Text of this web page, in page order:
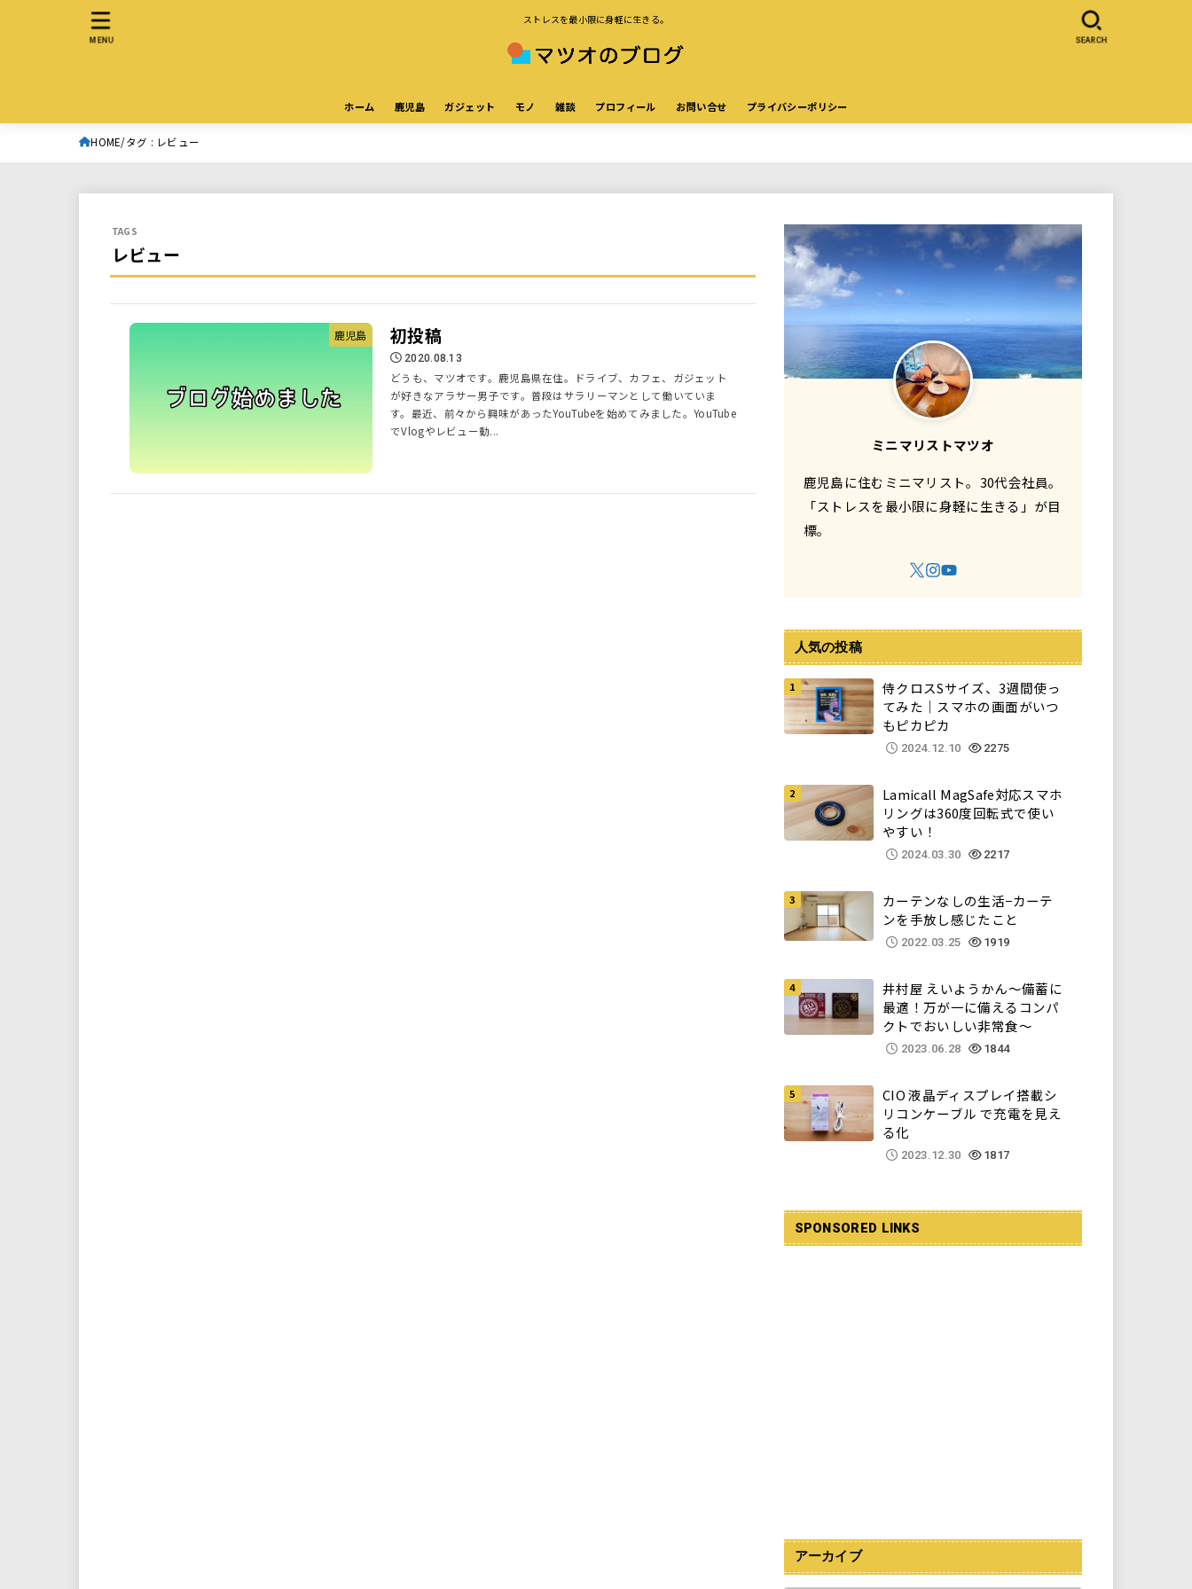
ストレスを最小限に身軽に生きる。
ホーム 鹿児島 ガジェット モノ 雑談 プロフィール お問い合せ プライバシーポリシー
SEARCH
MENU
HOME タグ : レビュー
レビュー
鹿児島 初投稿
2020.08.13
どうも、マツオです。鹿児島県在住。ドライブ、カフェ、ガジェット
が好きなアラサー男子です。普段はサラリーマンとして働いていま
す。最近、前々から興味があったYouTubeを始めてみました。YouTube
でVlogやレビュー動...
ミニマリストマツオ
鹿児島に住むミニマリスト。30代会社員。
「ストレスを最小限に身軽に生きる」が目
標。
人気の投稿
侍クロスSサイズ、3週間使っ
てみた｜スマホの画面がいつ
もピカピカ
2024.12.10 2275
Lamicall MagSafe対応スマホ
リングは360度回転式で使い
やすい！
2024.03.30 2217
カーテンなしの生活−カーテ
ンを手放し感じたこと
2022.03.25 1919
井村屋 えいようかん～備蓄に
最適！万が一に備えるコンパ
クトでおいしい非常食～
2023.06.28 1844
CIO 液晶ディスプレイ搭載シ
リコンケーブル で充電を見え
る化
2023.12.30 1817
SPONSORED LINKS
アーカイブ